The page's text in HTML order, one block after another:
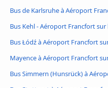
Bus de Karlsruhe à Aéroport
Bus Kehl - Aéroport Francfort sur
Bus Łódź à Aéroport Francfort
Mayence à Aéroport Francfort
Bus Simmern (Hunsrück) à